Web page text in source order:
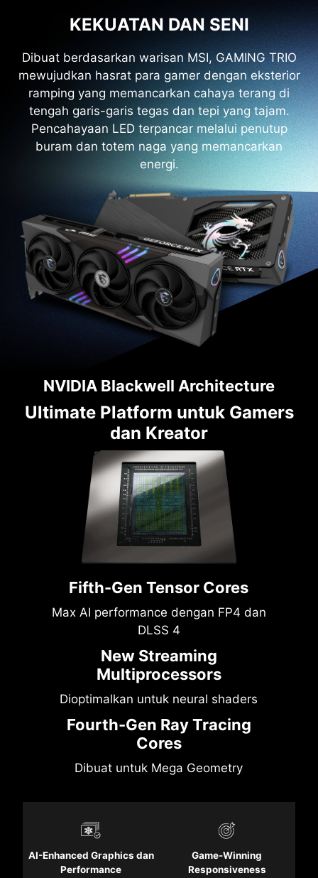
KEKUATAN DAN SENI
Dibuat berdasarkan warisan MSI, GAMING TRIO
mewujudkan hasrat para gamer dengan eksterior
ramping yang memancarkan cahaya terang di
tengah garis-garis tegas dan tepi yang tajam.
Pencahayaan LED terpancar melalui penutup
buram dan totem naga yang memancarkan
energi.
NVIDIA Blackwell Architecture
Ultimate Platform untuk Gamers
dan Kreator
Fifth-Gen Tensor Cores
Max AI performance dengan FP4 dan
DLSS 4
New Streaming
Multiprocessors
Dioptimalkan untuk neural shaders
Fourth-Gen Ray Tracing
Cores
Dibuat untuk Mega Geometry
AI-Enhanced Graphics dan
Performance
Game-Winning
Responsiveness